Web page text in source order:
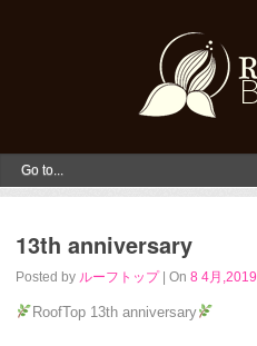
13th anniversary
Posted by ルーフトップ| On8 4月,2019
RoofTop 13th anniversary